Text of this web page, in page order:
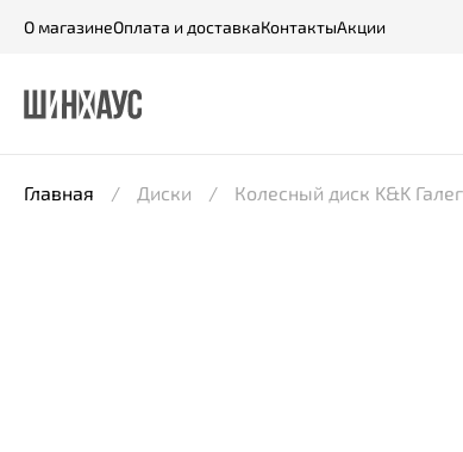
О магазинеОплата и доставкаКонтактыАкции
Главная Диски Колесный диск K&K